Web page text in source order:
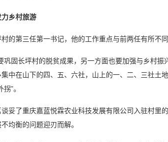
乡村旅游
第三任第一书记，他的工作重点与前两任有所不同
固长坪村的脱贫成果，另一方面也要加强与乡村振
中在山下的四、五、六社，山上的一、二、三社
”。
了重庆嘉蓝悦霖农业科技发展有限公司入驻村里
均衡的问题迎刃而解。